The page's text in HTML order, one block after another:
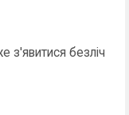
з'явитися безліч